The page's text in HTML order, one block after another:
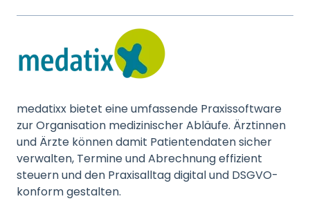
medatixx bietet eine umfassende Praxissoftware
zur Organisation medizinischer Abläufe. Ärztinnen
und Ärzte können damit Patientendaten sicher
verwalten, Termine und Abrechnung effizient
steuern und den Praxisalltag digital und DSGVO-
konform gestalten.